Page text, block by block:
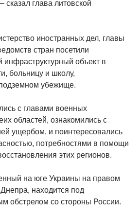
глава литовской
иностранных дел, главы
стран посетили
инфраструктурный объект в
больницу и школу,
убежище.
с главами военных
областей, ознакомились с
ущербом, и поинтересовались
потребностями в помощи
этих регионов.
на юге Украины на правом
находится под
обстрелом со стороны России.